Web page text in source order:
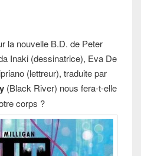
la nouvelle B.D. de Peter
Inaki (dessinatrice), Eva De
(lettreur), traduite par
(Black River) nous fera-t-elle
corps ?